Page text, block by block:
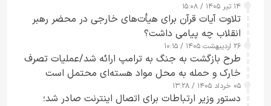
۱۴ تیر ۱۴۰۵ / ۱۵:۰۸
تلاوت آیات قرآن برای هیأت‌های خارجی در محضر رهبر
انقلاب چه پیامی داشت؟
۲۶ اردیبهشت ۱۴۰۵ / ۱۰:۱۵
طرح‌ بازگشت به جنگ به ترامپ ارائه شد/عملیات تصرف
خارک و حمله به محل مواد هسته‌ای محتمل است
۰۵ خرداد ۱۴۰۵ / ۱۳:۲۸
دستور وزیر ارتباطات برای اتصال اینترنت صادر شد؛